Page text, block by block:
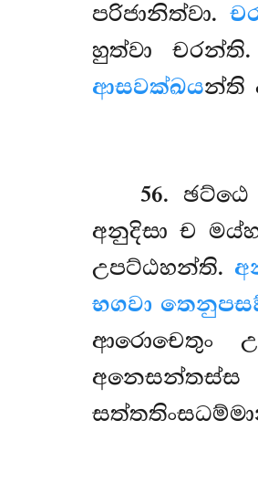
පරිජානිත්වා.
හුත්වා
ආසවක්ඛයන්ති
56. ඡට්ඨෙ
අනුදිසා ච
උපට්ඨහන්ති.
භගවා
ආරොචෙතුං